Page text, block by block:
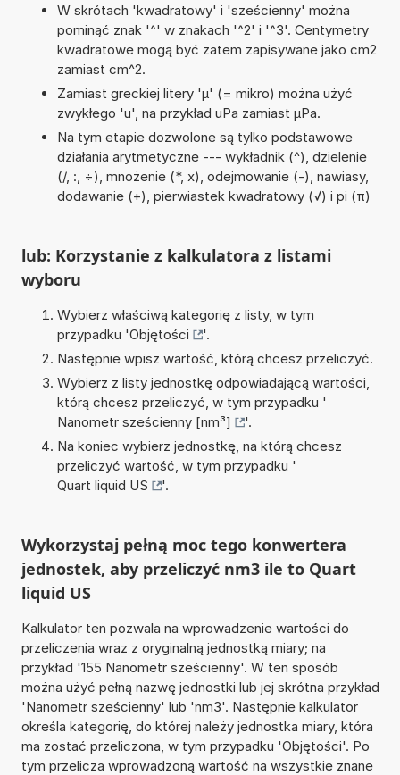
W skrótach 'kwadratowy' i 'sześcienny' można
pominąć znak '^' w znakach '^2' i '^3'. Centymetry
kwadratowe mogą być zatem zapisywane jako cm2
zamiast cm^2.
Zamiast greckiej litery 'µ' (= mikro) można użyć
zwykłego 'u', na przykład uPa zamiast µPa.
Na tym etapie dozwolone są tylko podstawowe
działania arytmetyczne --- wykładnik (^), dzielenie
(/, :, ÷), mnożenie (*, x), odejmowanie (-), nawiasy,
dodawanie (+), pierwiastek kwadratowy (√) i pi (π)
lub: Korzystanie z kalkulatora z listami
wyboru
Wybierz właściwą kategorię z listy, w tym
przypadku 'Objętości
'.
Następnie wpisz wartość, którą chcesz przeliczyć.
Wybierz z listy jednostkę odpowiadającą wartości,
którą chcesz przeliczyć, w tym przypadku '
Nanometr sześcienny [nm³]
'.
Na koniec wybierz jednostkę, na którą chcesz
przeliczyć wartość, w tym przypadku '
Quart liquid US
'.
Wykorzystaj pełną moc tego konwertera
jednostek, aby przeliczyć nm3 ile to Quart
liquid US
Kalkulator ten pozwala na wprowadzenie wartości do
przeliczenia wraz z oryginalną jednostką miary; na
przykład '155 Nanometr sześcienny'. W ten sposób
można użyć pełną nazwę jednostki lub jej skrótna przykład
'Nanometr sześcienny' lub 'nm3'. Następnie kalkulator
określa kategorię, do której należy jednostka miary, która
ma zostać przeliczona, w tym przypadku 'Objętości'. Po
tym przelicza wprowadzoną wartość na wszystkie znane